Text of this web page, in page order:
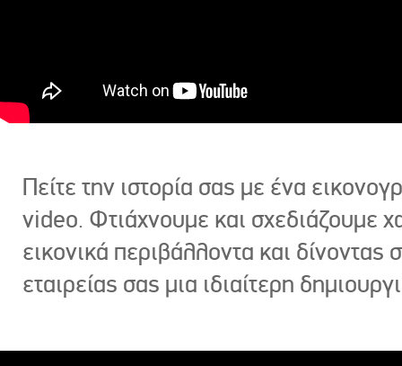
Πείτε την ιστορία σας με ένα
video. Φτιάχνουμε και σχεδιάζουμε
εικονικά περιβάλλοντα και δίνοντας
εταιρείας σας μια ιδιαίτερη